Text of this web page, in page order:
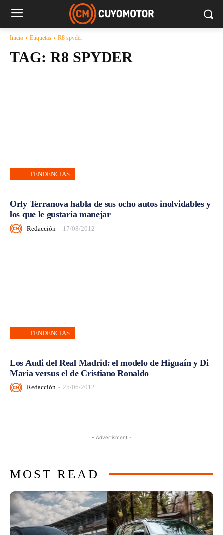
Inicio Etiquetas R8 spyder
TAG: R8 SPYDER
TENDENCIAS
Orly Terranova habla de sus ocho autos inolvidables y
los que le gustaría manejar
Redacción - 17/08/2012
TENDENCIAS
Los Audi del Real Madrid: el modelo de Higuaín y Di
María versus el de Cristiano Ronaldo
Redacción - 25/06/2012
- Advertisment -
MOST READ